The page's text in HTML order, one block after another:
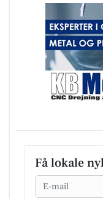
Få lokale
Email